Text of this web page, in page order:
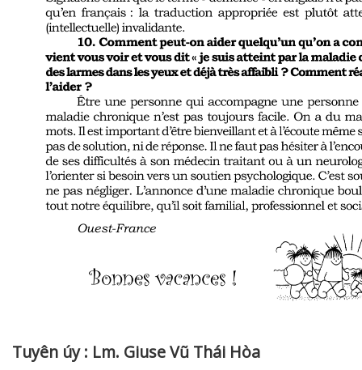
Tuyên úy : Lm. Giuse Vũ Thái Hòa